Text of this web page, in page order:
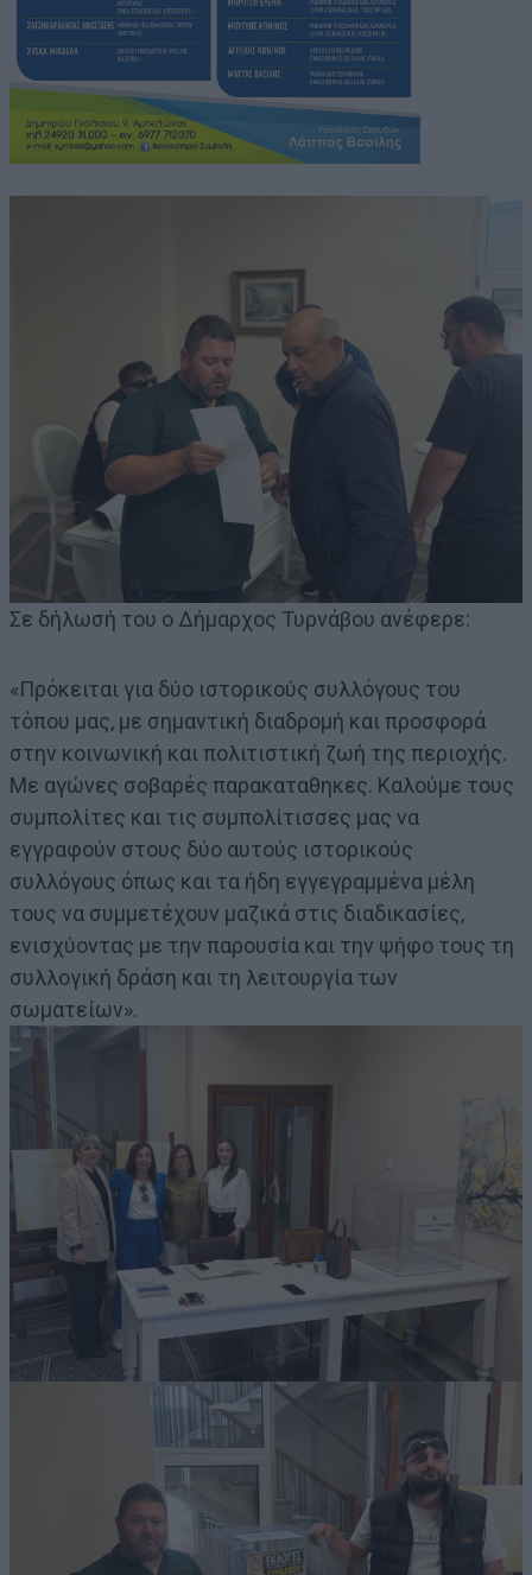
Σε δήλωσή του ο Δήμαρχος Τυρνάβου ανέφερε:
«Πρόκειται για δύο ιστορικούς συλλόγους του
τόπου μας, με σημαντική διαδρομή και προσφορά
στην κοινωνική και πολιτιστική ζωή της περιοχής.
Με αγώνες σοβαρές παρακαταθηκες. Καλούμε τους
συμπολίτες και τις συμπολίτισσες μας να
εγγραφούν στους δύο αυτούς ιστορικούς
συλλόγους όπως και τα ήδη εγγεγραμμένα μέλη
τους να συμμετέχουν μαζικά στις διαδικασίες,
ενισχύοντας με την παρουσία και την ψήφο τους τη
συλλογική δράση και τη λειτουργία των
σωματείων».